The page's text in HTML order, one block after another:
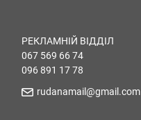
РЕКЛАМНІЙ ВІДДІЛ
067 569 66 74
096 891 17 78
rudanamail@gmail.com